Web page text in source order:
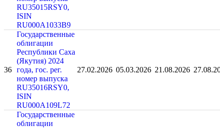
RU35015RSY0,
ISIN
RU000A1033B9
36
Государственные
облигации
Республики Саха
(Якутия) 2024
года, гос. рег.
номер выпуска
RU35016RSY0,
ISIN
RU000A109L72
27.02.2026 05.03.2026 21.08.2026
Государственные
облигации